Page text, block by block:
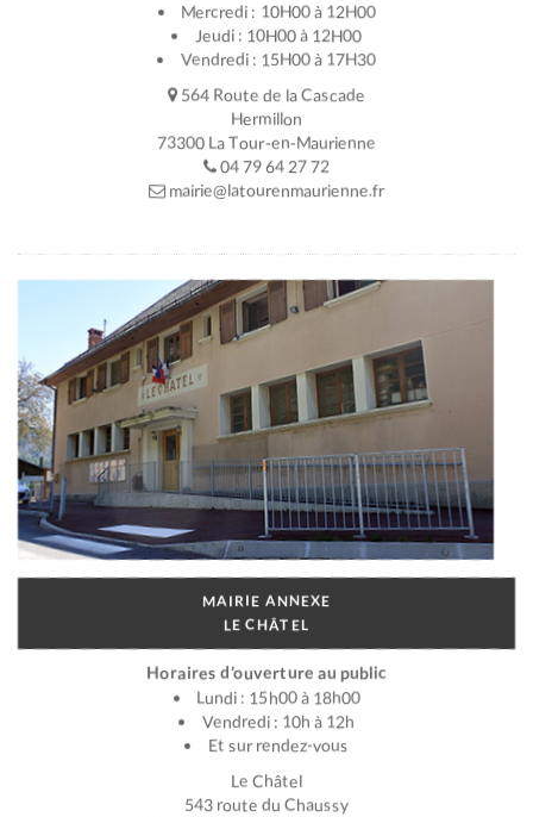
Mercredi : 10H00 à 12H00
Jeudi : 10H00 à 12H00
Vendredi : 15H00 à 17H30
564 Route de la Cascade
Hermillon
73300 La Tour-en-Maurienne
04 79 64 27 72
mairie@latourenmaurienne.fr
MAIRIE ANNEXE
LE CHÂTEL
Horaires d’ouverture au public
Lundi : 15h00 à 18h00
Vendredi : 10h à 12h
Et sur rendez-vous
Le Châtel
543 route du Chaussy